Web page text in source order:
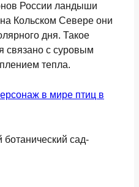
России ландыши
Кольском Севере они
дня. Такое
связано с суровым
тепла.
в мире птиц в
сад-